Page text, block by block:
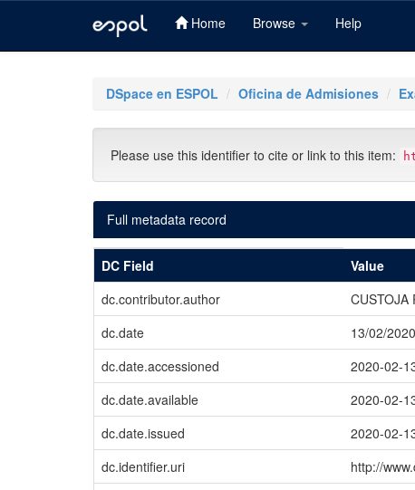
Home Browse Help
DSpace en ESPOL Oficina de Admisiones
Please use this identifier to cite or link to this item:
Full metadata record
DC Field Value
dc.contributor.author
CUSTOJA
dc.date
13/02/2020
dc.date.accessioned
2020-02-
dc.date.available
2020-02-
dc.date.issued
2020-02-
dc.identifier.uri
http://